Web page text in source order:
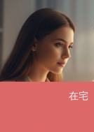
在宅